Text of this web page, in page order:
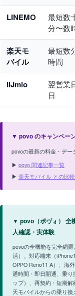
LINEMO
最短数
分〜数
楽天モ
バイル
最短数
時間
IIJmio
翌営業
日
▼ povo のキャンペー
povoの最新の料金・デー
▶ povo 関連記事一覧
▶ 楽天モバイル との比較
▼ povo（ポヴォ） 全
人確認・実体験
povoの全機能を完全網
活）、対応端末（
OPPO Reno11 A）、海
通時間・即日開通、乗り
ップ）、再契約・短期
天モバイルからの乗り